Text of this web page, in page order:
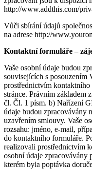
http://www.addthis.com/
Vůči sbírání údajů
na adrese http://
Kontaktní formuláře –
Vaše osobní údaje budou
souvisejících s posouzením
prostřednictvím kontaktního
stránce. Právním základem
čl. Čl. 1 písm. b) Nařízení
údaje budou zpracovávány
uzavřením smlouvy. Vaše
rozsahu: jméno, e-mail,
do kontaktního formuláře.
realizovali prostřednictvím
osobní údaje zpracovávány
kterém byla poptávka